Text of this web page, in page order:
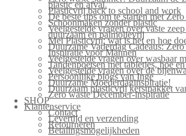
plastic en afval.
Plasticvrij back to school and work
De beste tips om te starten met Zero
Schoonmaken zonder plastic
Veelgestelde vragen over vaste
duurzaam en palmolievrij
Mei Plasticvrij: wat is het en hoe
Duurzame Vaderdag Cadeaus: Zero
Inspiratie voor Mannen
Veelgestelde vragen over wasbaar
Tandenpoetsen met tabletjes, hoe
Veelgestelde vragen over de
Persoonlijke blogs van Inge
Duurzame Moederdaginspiratie!
Duurzaam plasticvrij kerstpakket
Zero waste December-inspiratie
SHOP
Klantenservice
Contact
Levertijd en verzending
Retourneren
Betalingsmogelijkheden